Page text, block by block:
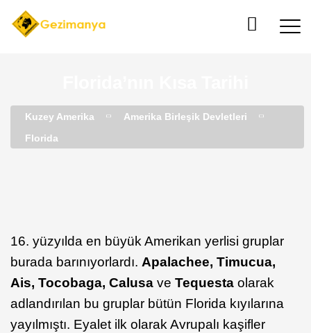
Kuzey Amerika
Amerika Birleşik Devletleri
Florida
16. yüzyılda en büyük Amerikan yerlisi gruplar
burada barınıyorlardı. Apalachee, Timucua,
Ais, Tocobaga, Calusa ve Tequesta olarak
adlandırılan bu gruplar bütün Florida kıyılarına
yayılmıştı. Eyalet ilk olarak Avrupalı kaşifler